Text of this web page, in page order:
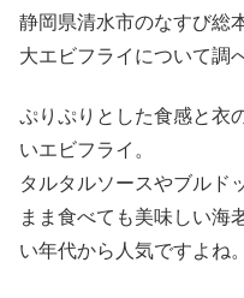
静岡県清水市のなすび総
大エビフライについて調
ぷりぷりとした食感と衣
いエビフライ。
タルタルソースやブルド
まま食べても美味しい海
い年代から人気ですよね。